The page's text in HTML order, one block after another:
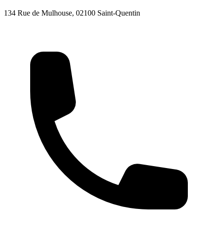
134 Rue de Mulhouse, 02100 Saint-Quentin